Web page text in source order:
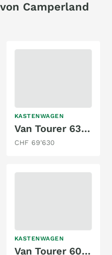
Camperland
KASTENWAGEN
Van Tourer 630 L GO!
CHF 69'630
KASTENWAGEN
Van Tourer 600D Prime Ford 130PS